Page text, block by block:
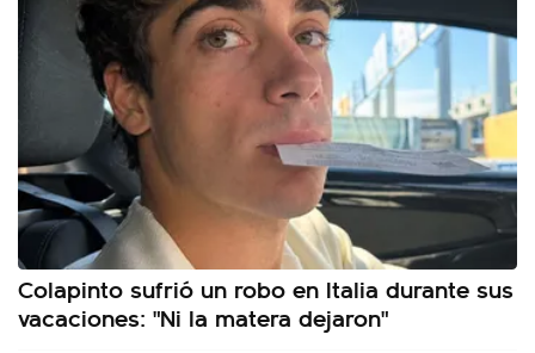
Colapinto sufrió un robo en Italia durante sus
vacaciones: "Ni la matera dejaron"